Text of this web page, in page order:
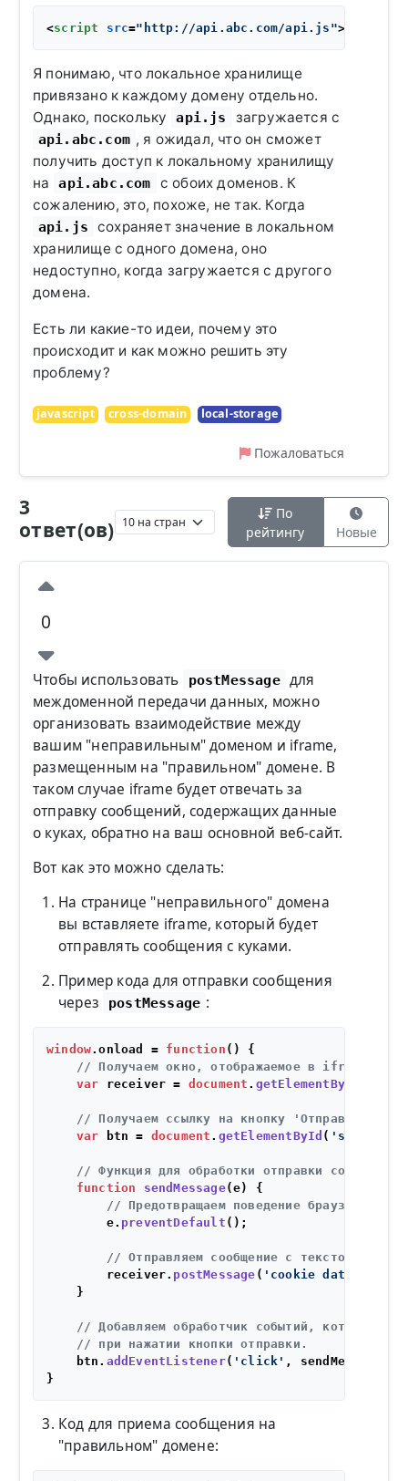
<script src="http://api.abc.com/api.js">
Я понимаю, что локальное хранилище
привязано к каждому домену отдельно.
Однако, поскольку
api.js загружается с
api.abc.com , я ожидал, что он сможет
получить доступ к локальному хранилищу
на
api.abc.com
с обоих доменов. К
сожалению, это, похоже, не так. Когда
api.js
сохраняет значение в локальном
хранилище с одного домена, оно
недоступно, когда загружается с другого
домена.
Есть ли какие-то идеи, почему это
происходит и как можно решить эту
проблему?
javascript cross-domain local-storage
Пожаловаться
3
ответ(ов)
По
рейтингу
Новые
0
Чтобы использовать postMessage для
междоменной передачи данных, можно
организовать взаимодействие между
вашим "неправильным" доменом и iframe,
размещенным на "правильном" домене. В
таком случае iframe будет отвечать за
отправку сообщений, содержащих данные
о куках, обратно на ваш основной веб-сайт.
Вот как это можно сделать:
На странице "неправильного" домена
вы вставляете iframe, который будет
отправлять сообщения с куками.
Пример кода для отправки сообщения
через
postMessage :
window.onload = function ( ) {
// Получаем окно, отображаемое в iframe.
var receiver = document . getElementById
// Получаем ссылку на кнопку 'Отправить
var btn = document . getElementById ( 'send'
// Функция для обработки отправки сообщения.
function
sendMessage(e) {
// Предотвращаем поведение браузера по
        e.
preventDefault ();
// Отправляем сообщение с текстом
        receiver.
postMessage ( 'cookie data!'
    }
// Добавляем обработчик событий, который
// при нажатии кнопки отправки.
    btn.
addEventListener( 'click' , sendMessage);
Код для приема сообщения на
"правильном" домене: